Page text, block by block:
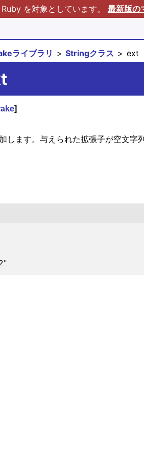
を対象としています。 最新版の
ライブラリ Stringクラス ext
]
ます。与えられた拡張子が空文字